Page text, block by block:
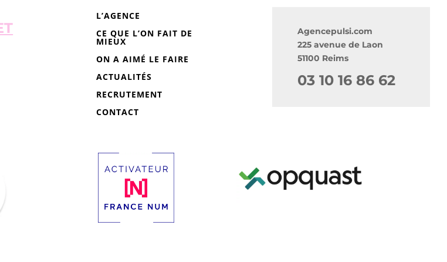
L’AGENCE
CE QUE L’ON FAIT DE
MIEUX
ON A AIMÉ LE FAIRE
ACTUALITÉS
RECRUTEMENT
CONTACT
Agencepulsi.com
225 avenue de Laon
51100 Reims
03 10 16 86 62